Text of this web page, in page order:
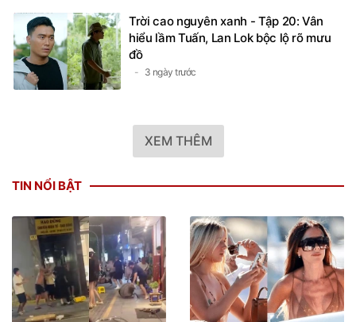
Trời cao nguyên xanh - Tập 20: Vân
hiểu lầm Tuấn, Lan Lok bộc lộ rõ mưu
đồ
3 ngày trước
XEM THÊM
TIN NỔI BẬT